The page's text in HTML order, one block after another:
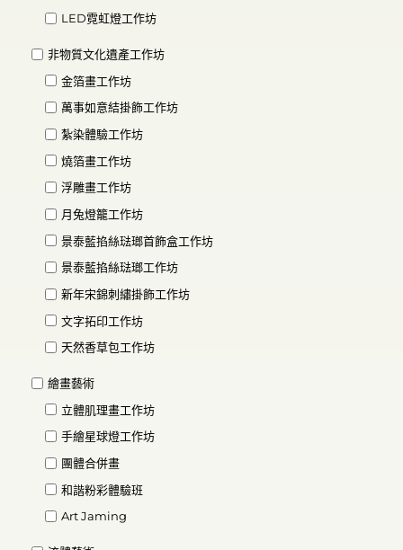
LED霓虹燈工作坊
非物質文化遺產工作坊
金箔畫工作坊
萬事如意結掛飾工作坊
紮染體驗工作坊
燒箔畫工作坊
浮雕畫工作坊
月兔燈籠工作坊
景泰藍掐絲琺瑯首飾盒工作坊
景泰藍掐絲琺瑯工作坊
新年宋錦刺繡掛飾工作坊
文字拓印工作坊
天然香草包工作坊
繪畫藝術
立體肌理畫工作坊
手繪星球燈工作坊
團體合併畫
和諧粉彩體驗班
Art Jaming